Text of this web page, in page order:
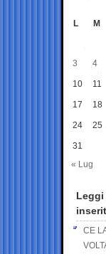
L M
3 4
10 11
17 18
24 25
31
« Lug
CE